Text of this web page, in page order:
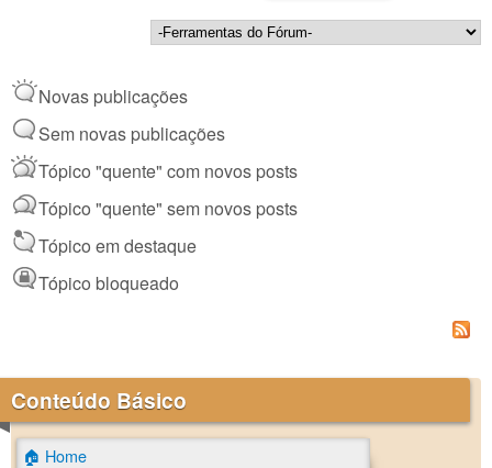
Novas publicações
Sem novas publicações
Tópico "quente" com novos posts
Tópico "quente" sem novos posts
Tópico em destaque
Tópico bloqueado
Conteúdo Básico
🏠 Home